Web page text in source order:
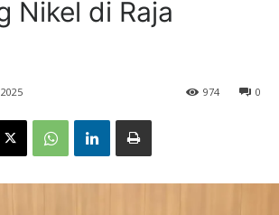
Nikel di Raja
0
974